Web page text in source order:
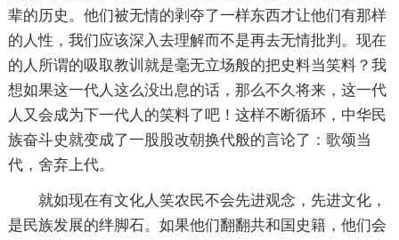
辈的历史。他们被无情的剥夺了一样东西才让他们有那样
的人性，我们应该深入去理解而不是再去无情批判。现在
的人所谓的吸取教训就是毫无立场般的把史料当笑料？我
想如果这一代人这么没出息的话，那么不久将来，这一代
人又会成为下一代人的笑料了吧！这样不断循环，中华民
族奋斗史就变成了一股股改朝换代般的言论了：歌颂当
代，舍弃上代。
就如现在有文化人笑农民不会先进观念，先进文化，
是民族发展的绊脚石。如果他们翻翻共和国史籍，他们会